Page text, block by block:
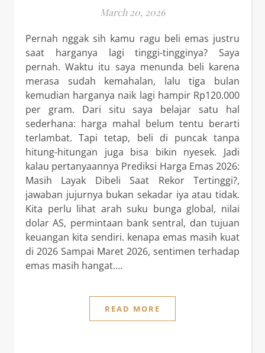
March 20, 2026
Pernah nggak sih kamu ragu beli emas justru
saat harganya lagi tinggi-tingginya? Saya
pernah. Waktu itu saya menunda beli karena
merasa sudah kemahalan, lalu tiga bulan
kemudian harganya naik lagi hampir Rp120.000
per gram. Dari situ saya belajar satu hal
sederhana: harga mahal belum tentu berarti
terlambat. Tapi tetap, beli di puncak tanpa
hitung-hitungan juga bisa bikin nyesek. Jadi
kalau pertanyaannya Prediksi Harga Emas 2026:
Masih Layak Dibeli Saat Rekor Tertinggi?,
jawaban jujurnya bukan sekadar iya atau tidak.
Kita perlu lihat arah suku bunga global, nilai
dolar AS, permintaan bank sentral, dan tujuan
keuangan kita sendiri. kenapa emas masih kuat
di 2026 Sampai Maret 2026, sentimen terhadap
emas masih hangat.…
READ MORE